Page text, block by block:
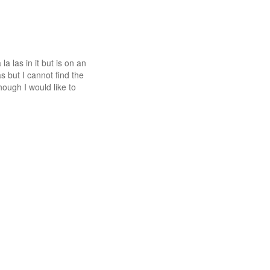
la las in it but is on an
but I cannot find the
I would like to